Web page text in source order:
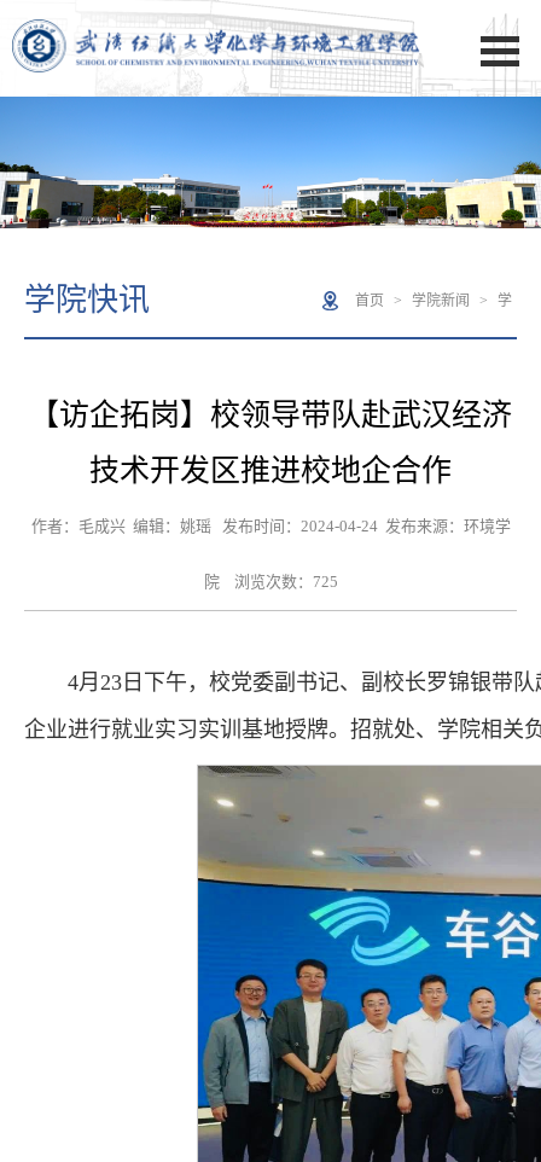
学院快讯 首页 > 学院新闻 > 学
【访企拓岗】校领导带队赴武汉经济
技术开发区推进校地企合作
作者：毛成兴 编辑：姚瑶 发布时间：2024-04-24 发布来源：环境学
院 浏览次数： 725
4月23日下午，校党委副书记、副校长罗锦银带
企业进行就业实习实训基地授牌。招就处、学院相关